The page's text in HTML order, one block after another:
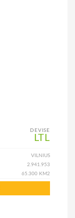
DEVISE
LTL
VILNIUS
2.941.953
65.300 KM2